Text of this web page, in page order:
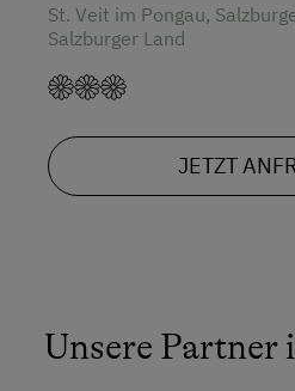
St. Veit im Pongau,
Salzburger Land
JETZT
Unsere Partner